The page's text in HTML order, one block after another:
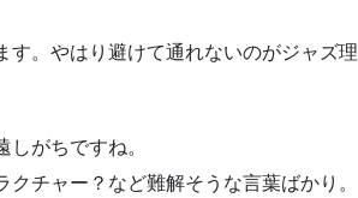
す。やはり避けて通れないのがジャズ理
がちですね。
チャー？など難解そうな言葉ばかり。